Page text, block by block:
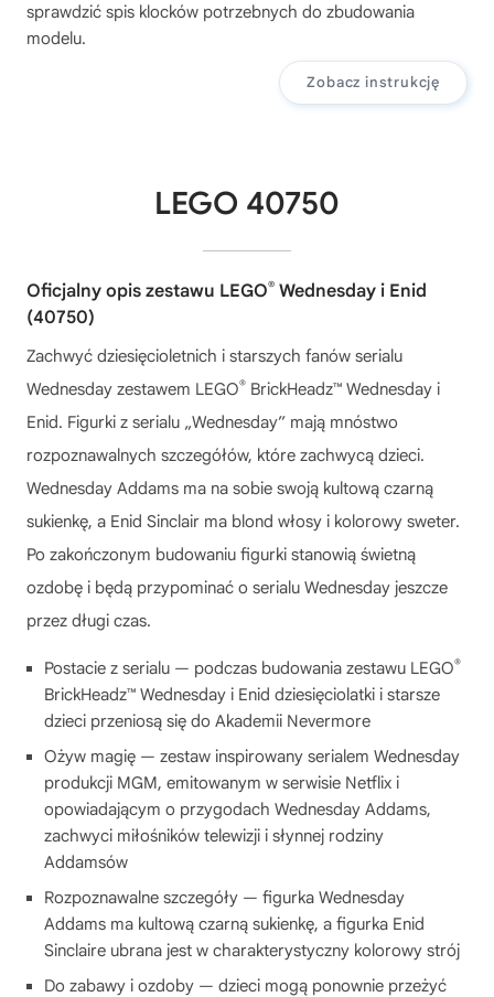
sprawdzić spis klocków potrzebnych do zbudowania
modelu.
Zobacz instrukcję
LEGO 40750
Oficjalny opis zestawu LEGO® Wednesday i Enid
(40750)
Zachwyć dziesięcioletnich i starszych fanów serialu
Wednesday zestawem LEGO® BrickHeadz™ Wednesday i
Enid. Figurki z serialu „Wednesday” mają mnóstwo
rozpoznawalnych szczegółów, które zachwycą dzieci.
Wednesday Addams ma na sobie swoją kultową czarną
sukienkę, a Enid Sinclair ma blond włosy i kolorowy sweter.
Po zakończonym budowaniu figurki stanowią świetną
ozdobę i będą przypominać o serialu Wednesday jeszcze
przez długi czas.
Postacie z serialu — podczas budowania zestawu LEGO®
BrickHeadz™ Wednesday i Enid dziesięciolatki i starsze
dzieci przeniosą się do Akademii Nevermore
Ożyw magię — zestaw inspirowany serialem Wednesday
produkcji MGM, emitowanym w serwisie Netflix i
opowiadającym o przygodach Wednesday Addams,
zachwyci miłośników telewizji i słynnej rodziny
Addamsów
Rozpoznawalne szczegóły — figurka Wednesday
Addams ma kultową czarną sukienkę, a figurka Enid
Sinclaire ubrana jest w charakterystyczny kolorowy strój
Do zabawy i ozdoby — dzieci mogą ponownie przeżyć